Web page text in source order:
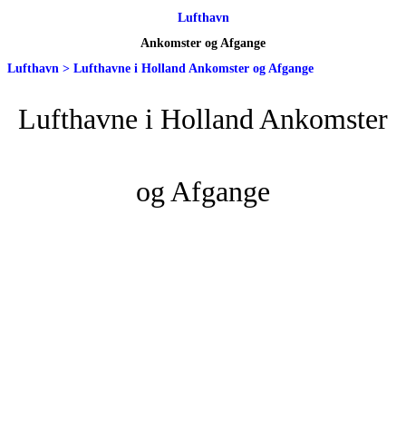
Lufthavn
Ankomster og Afgange
Lufthavn > Lufthavne i Holland Ankomster og Afgange
Lufthavne i Holland Ankomster
og Afgange